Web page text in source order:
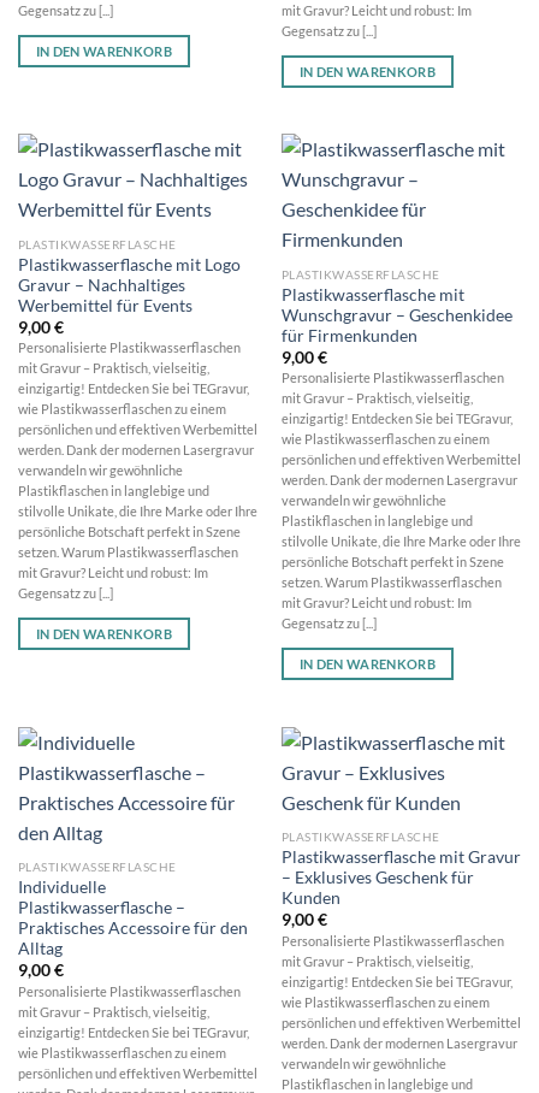
Gegensatz zu [...]
IN DEN WARENKORB
mit Gravur? Leicht und robust: Im
Gegensatz zu [...]
IN DEN WARENKORB
PLASTIKWASSERFLASCHE
Plastikwasserflasche mit Logo
Gravur – Nachhaltiges
Werbemittel für Events
9,00€
Personalisierte Plastikwasserflaschen
mit Gravur – Praktisch, vielseitig,
einzigartig! Entdecken Sie bei TEGravur,
wie Plastikwasserflaschen zu einem
persönlichen und effektiven Werbemittel
werden. Dank der modernen Lasergravur
verwandeln wir gewöhnliche
Plastikflaschen in langlebige und
stilvolle Unikate, die Ihre Marke oder Ihre
persönliche Botschaft perfekt in Szene
setzen. Warum Plastikwasserflaschen
mit Gravur? Leicht und robust: Im
Gegensatz zu [...]
IN DEN WARENKORB
PLASTIKWASSERFLASCHE
Plastikwasserflasche mit
Wunschgravur – Geschenkidee
für Firmenkunden
9,00€
Personalisierte Plastikwasserflaschen
mit Gravur – Praktisch, vielseitig,
einzigartig! Entdecken Sie bei TEGravur,
wie Plastikwasserflaschen zu einem
persönlichen und effektiven Werbemittel
werden. Dank der modernen Lasergravur
verwandeln wir gewöhnliche
Plastikflaschen in langlebige und
stilvolle Unikate, die Ihre Marke oder Ihre
persönliche Botschaft perfekt in Szene
setzen. Warum Plastikwasserflaschen
mit Gravur? Leicht und robust: Im
Gegensatz zu [...]
IN DEN WARENKORB
PLASTIKWASSERFLASCHE
Individuelle
Plastikwasserflasche –
Praktisches Accessoire für den
Alltag
9,00€
Personalisierte Plastikwasserflaschen
mit Gravur – Praktisch, vielseitig,
einzigartig! Entdecken Sie bei TEGravur,
wie Plastikwasserflaschen zu einem
persönlichen und effektiven Werbemittel
PLASTIKWASSERFLASCHE
Plastikwasserflasche mit Gravur
– Exklusives Geschenk für
Kunden
9,00€
Personalisierte Plastikwasserflaschen
mit Gravur – Praktisch, vielseitig,
einzigartig! Entdecken Sie bei TEGravur,
wie Plastikwasserflaschen zu einem
persönlichen und effektiven Werbemittel
werden. Dank der modernen Lasergravur
verwandeln wir gewöhnliche
Plastikflaschen in langlebige und